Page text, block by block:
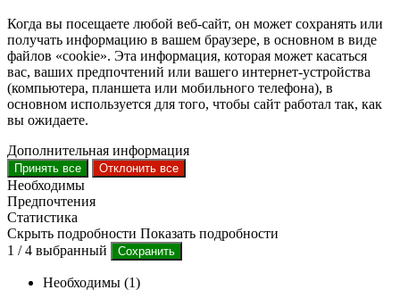
Когда вы посещаете любой веб-сайт, он может сохранять или
получать информацию в вашем браузере, в основном в виде
файлов «cookie». Эта информация, которая может касаться
вас, ваших предпочтений или вашего интернет-устройства
(компьютера, планшета или мобильного телефона), в
основном используется для того, чтобы сайт работал так, как
вы ожидаете.
Дополнительная информация
Принять все Отклонить все
Необходимы
Предпочтения
Статистика
Скрыть подробности Показать подробности
1 /4 выбранный Сохранить
Необходимы (1)